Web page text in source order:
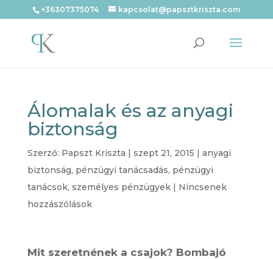
+36307375074 kapcsolat@papsztkriszta.com
Álomalak és az anyagi
biztonság
Szerző: Papszt Kriszta | szept 21, 2015 | anyagi
biztonság, pénzügyi tanácsadás, pénzügyi
tanácsok, személyes pénzügyek| Nincsenek
hozzászólások
Mit szeretnének a csajok? Bombajó